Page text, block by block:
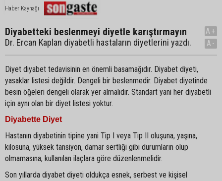
Haber Kaynağı
Diyabetteki beslenmeyi diyetle karıştırmayın
Dr. Ercan Kaplan diyabetli hastaların diyetlerini yazdı.
A+
A-
Diyet diyabet tedavisinin en önemli basamağıdır. Diyabet diyeti,
yasaklar listesi değildir. Dengeli bir beslenmedir. Diyabet diyetinde
besin öğeleri dengeli olarak yer almalıdır. Standart yani her diyabetli
için aynı olan bir diyet listesi yoktur.
Diyabette Diyet
Hastanın diyabetinin tipine yani Tip I veya Tip II oluşuna, yaşına,
kilosuna, yüksek tansiyon, damar sertliği gibi durumların olup
olmamasına, kullanılan ilaçlara göre düzenlenmelidir.
Son yıllarda diyabet diyeti oldukça esnek, serbest ve kişisel